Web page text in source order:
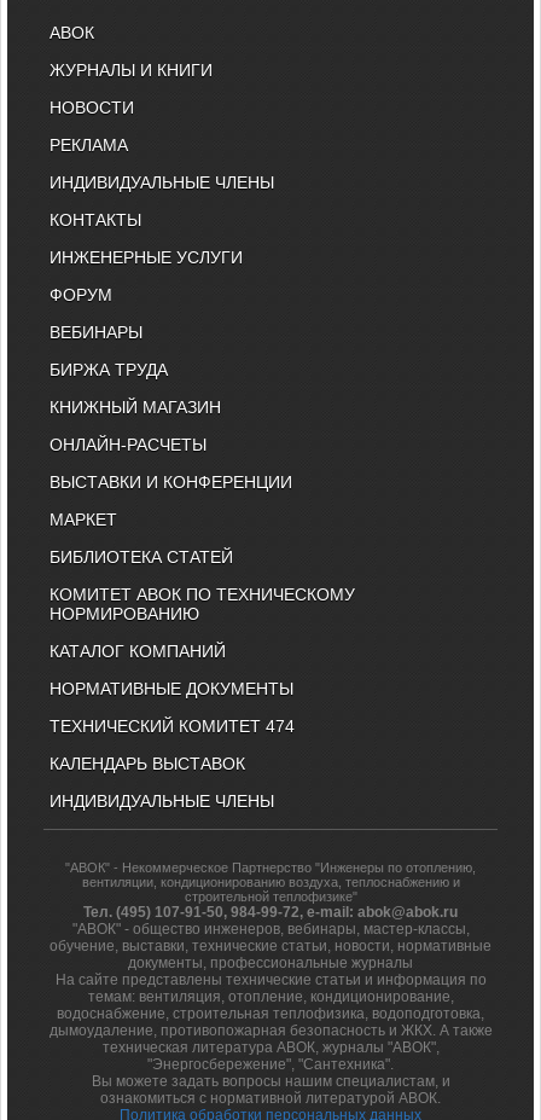
АВОК
ЖУРНАЛЫ И КНИГИ
НОВОСТИ
РЕКЛАМА
ИНДИВИДУАЛЬНЫЕ ЧЛЕНЫ
КОНТАКТЫ
ИНЖЕНЕРНЫЕ УСЛУГИ
ФОРУМ
ВЕБИНАРЫ
БИРЖА ТРУДА
КНИЖНЫЙ МАГАЗИН
ОНЛАЙН-РАСЧЕТЫ
ВЫСТАВКИ И КОНФЕРЕНЦИИ
МАРКЕТ
БИБЛИОТЕКА СТАТЕЙ
КОМИТЕТ АВОК ПО ТЕХНИЧЕСКОМУ
НОРМИРОВАНИЮ
КАТАЛОГ КОМПАНИЙ
НОРМАТИВНЫЕ ДОКУМЕНТЫ
ТЕХНИЧЕСКИЙ КОМИТЕТ 474
КАЛЕНДАРЬ ВЫСТАВОК
ИНДИВИДУАЛЬНЫЕ ЧЛЕНЫ
"АВОК" - Некоммерческое Партнерство "Инженеры по отоплению,
вентиляции, кондиционированию воздуха, теплоснабжению и
строительной теплофизике"
Тел. (495) 107-91-50, 984-99-72, e-mail: abok@abok.ru
"АВОК" - общество инженеров, вебинары, мастер-классы,
обучение, выставки, технические статьи, новости, нормативные
документы, профессиональные журналы
На сайте представлены технические статьи и информация по
темам: вентиляция, отопление, кондиционирование,
водоснабжение, строительная теплофизика, водоподготовка,
дымоудаление, противопожарная безопасность и ЖКХ. А также
техническая литература АВОК, журналы "АВОК",
"Энергосбережение", "Сантехника".
Вы можете задать вопросы нашим специалистам, и
ознакомиться с нормативной литературой АВОК.
Политика обработки персональных данных